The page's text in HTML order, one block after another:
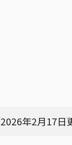
年2月17日